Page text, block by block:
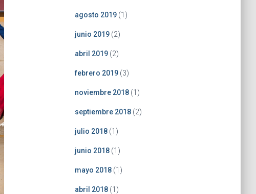
agosto 2019(1)
junio 2019(2)
abril 2019(2)
febrero 2019(3)
noviembre 2018(1)
septiembre 2018(2)
julio 2018(1)
junio 2018(1)
mayo 2018(1)
abril 2018(1)